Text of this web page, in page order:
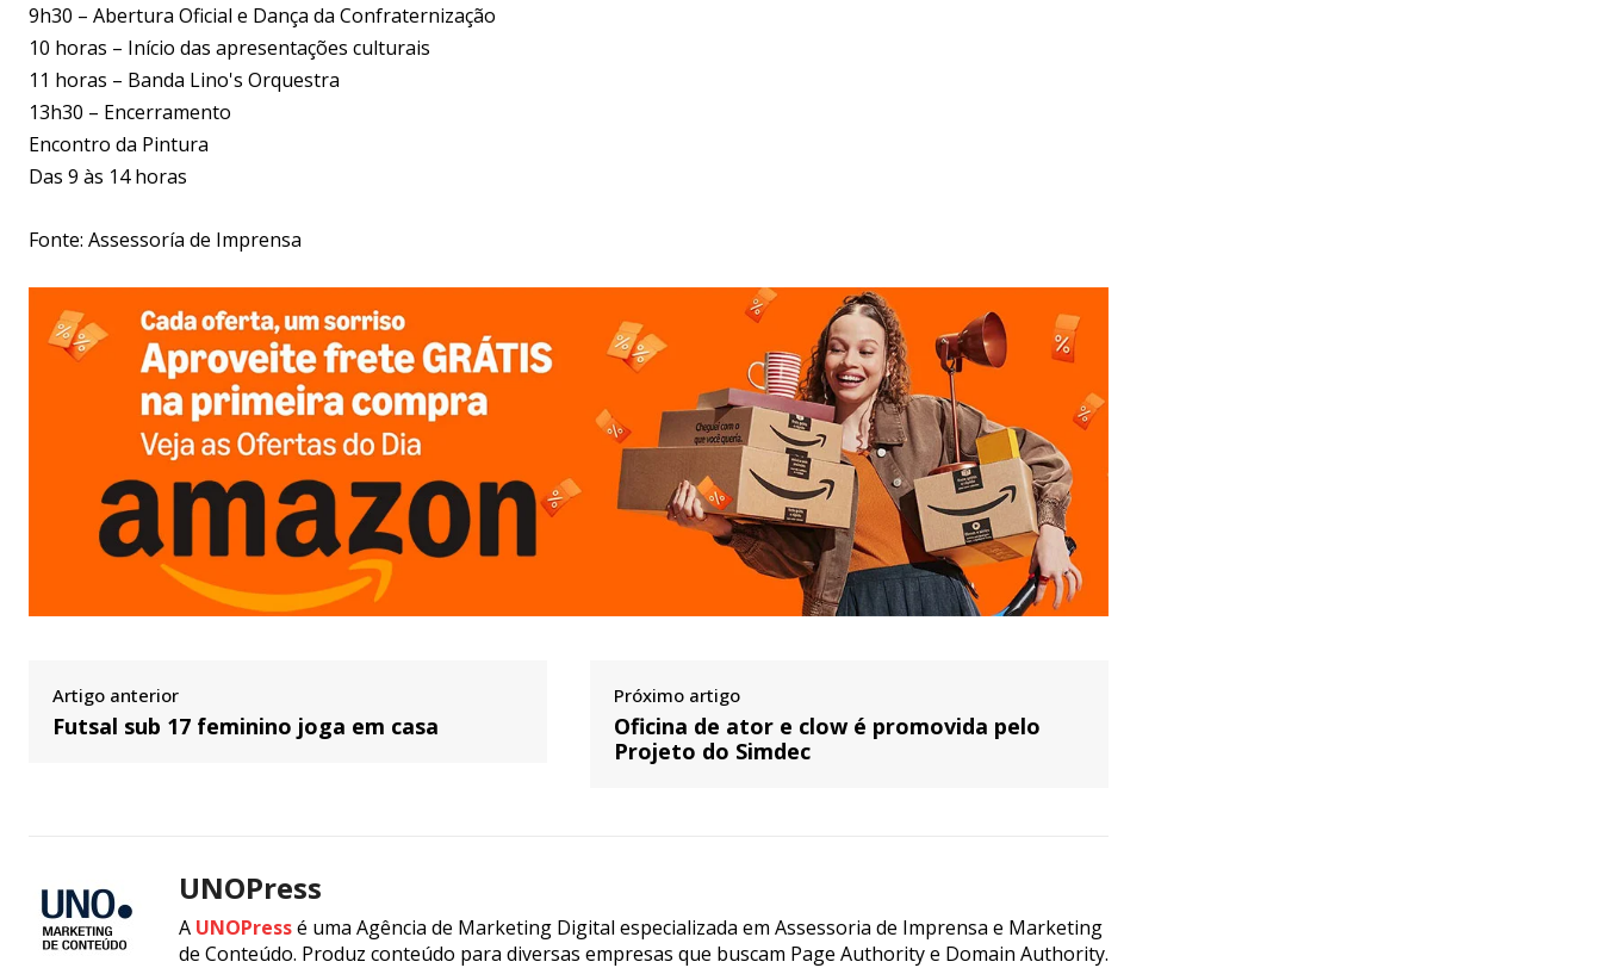
9h30 – Abertura Oficial e Dança da Confraternização
10 horas – Início das apresentações culturais
11 horas – Banda Lino's Orquestra
13h30 – Encerramento
Encontro da Pintura
Das 9 às 14 horas
Fonte: Assessoría de Imprensa
Artigo anterior
Futsal sub 17 feminino joga em casa
Próximo artigo
Oficina de ator e clow é promovida pelo
Projeto do Simdec
UNOPress
A UNOPressé uma Agência de Marketing Digital especializada em Assessoria de Imprensa e Marketing
de Conteúdo. Produz conteúdo para diversas empresas que buscam Page Authority e Domain Authority.